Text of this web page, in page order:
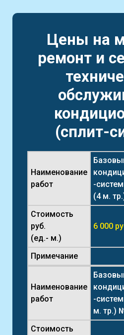
Цены на
ремонт и
(сплит-
Наименование
работ
-
(4 м.
Стоимость
руб.
(ед.- м.)
6 000
Примечание
Наименование
работ
-
м. тр.)
Стоимость